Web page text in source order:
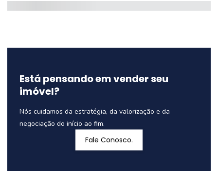
Está pensando em vender seu
imóvel?
Nós cuidamos da estratégia, da valorização e da
negociação do início ao fim.
Fale Conosco.